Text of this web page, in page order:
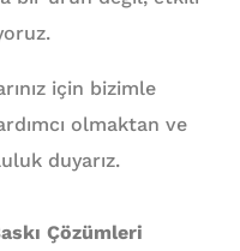
için bizimle
olmaktan ve
duyarız.
Çözümleri